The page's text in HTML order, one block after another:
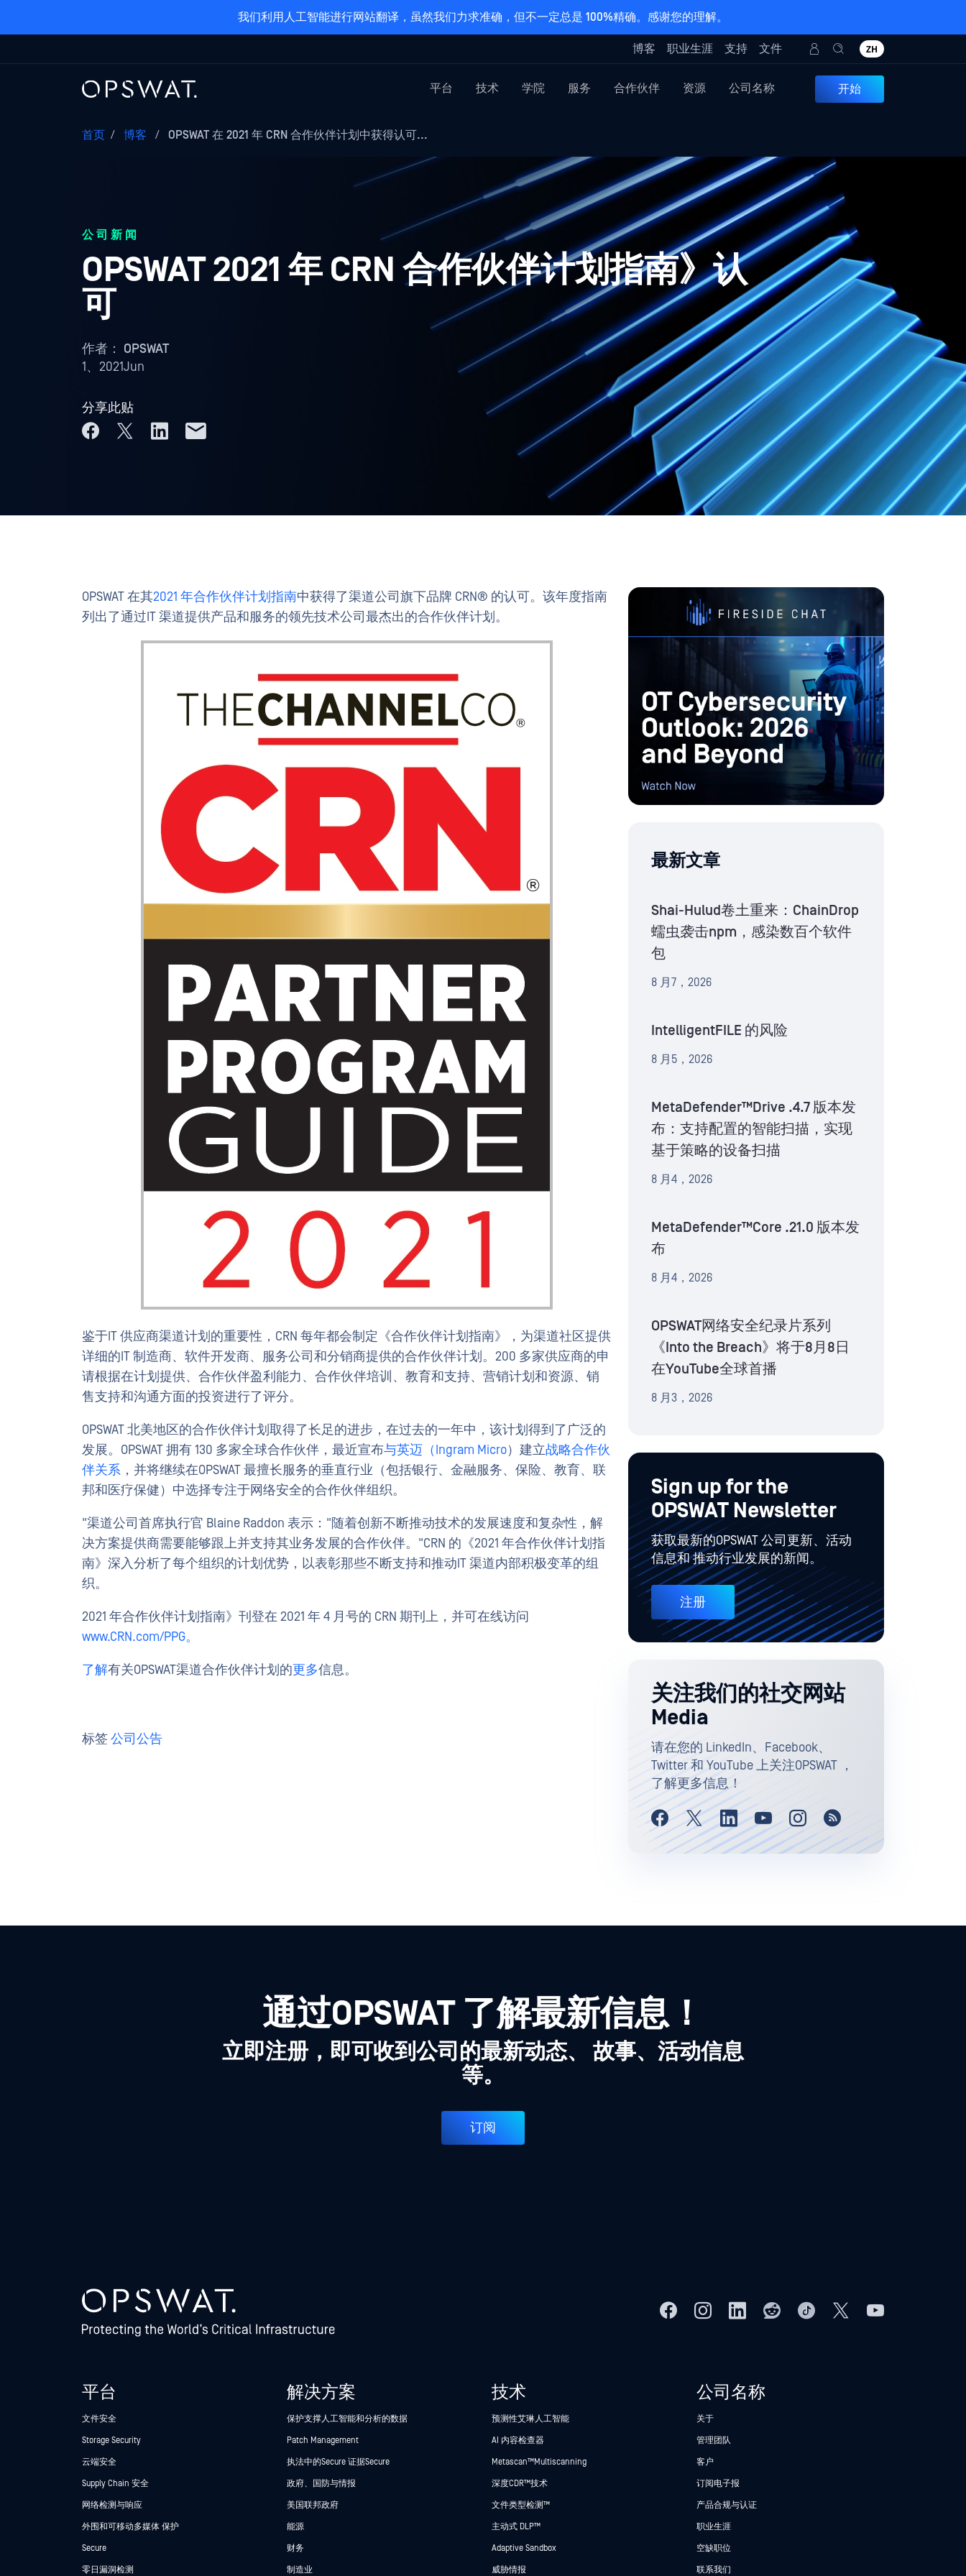
我们利用人工智能进行网站翻译，虽然我们力求准确，但不一定总是 100%精确。感谢您的理解。
博客 职业生涯 支持 文件 ZH
平台 技术 学院 服务 合作伙伴 资源 公司名称 开始
首页 / 博客 / OPSWAT 在 2021 年 CRN 合作伙伴计划中获得认可...
公司新闻
OPSWAT 2021 年 CRN 合作伙伴计划指南》认
可
作者： OPSWAT
1、2021Jun
分享此贴
OPSWAT 在其2021 年合作伙伴计划指南中获得了渠道公司旗下品牌 CRN® 的认可。该年度指南
列出了通过IT 渠道提供产品和服务的领先技术公司最杰出的合作伙伴计划。
鉴于IT 供应商渠道计划的重要性，CRN 每年都会制定《合作伙伴计划指南》，为渠道社区提供
详细的IT 制造商、软件开发商、服务公司和分销商提供的合作伙伴计划。200 多家供应商的申
请根据在计划提供、合作伙伴盈利能力、合作伙伴培训、教育和支持、营销计划和资源、销
售支持和沟通方面的投资进行了评分。
OPSWAT 北美地区的合作伙伴计划取得了长足的进步，在过去的一年中，该计划得到了广泛的
发展。OPSWAT 拥有 130 多家全球合作伙伴，最近宣布与英迈（Ingram Micro）建立战略合作伙
伴关系 ，并将继续在OPSWAT 最擅长服务的垂直行业（包括银行、金融服务、保险、教育、联
邦和医疗保健）中选择专注于网络安全的合作伙伴组织。
"渠道公司首席执行官 Blaine Raddon 表示："随着创新不断推动技术的发展速度和复杂性，解
决方案提供商需要能够跟上并支持其业务发展的合作伙伴。"CRN 的《2021 年合作伙伴计划指
南》深入分析了每个组织的计划优势，以表彰那些不断支持和推动IT 渠道内部积极变革的组
织。
2021 年合作伙伴计划指南》刊登在 2021 年 4 月号的 CRN 期刊上，并可在线访问
www.CRN.com/PPG。
了解有关OPSWAT渠道合作伙伴计划的更多信息。
标签公司公告
最新文章
Shai-Hulud卷土重来：ChainDrop
蠕虫袭击npm，感染数百个软件
包
8 月7，2026
IntelligentFILE 的风险
8 月5，2026
MetaDefender™Drive .4.7 版本发
布：支持配置的智能扫描，实现
基于策略的设备扫描
8 月4，2026
MetaDefender™Core .21.0 版本发
布
8 月4，2026
OPSWAT网络安全纪录片系列
《Into the Breach》将于8月8日
在YouTube全球首播
8 月3，2026
Sign up for the
OPSWAT Newsletter
获取最新的OPSWAT 公司更新、活动
信息和 推动行业发展的新闻。
注册
关注我们的社交网站
Media
请在您的 LinkedIn、Facebook、
Twitter 和 YouTube 上关注OPSWAT ，
了解更多信息！
通过OPSWAT 了解最新信息！
立即注册，即可收到公司的最新动态、 故事、活动信息
等。
订阅
平台
文件安全
Storage Security
云端安全
Supply Chain 安全
网络检测与响应
外围和可移动多媒体 保护
Secure
零日漏洞检测
解决方案
保护支撑人工智能和分析的数据
Patch Management
执法中的Secure 证据Secure
政府、国防与情报
美国联邦政府
能源
财务
制造业
技术
预测性艾琳人工智能
AI 内容检查器
Metascan™ Multiscanning
深度CDR™技术
文件类型检测™
主动式 DLP™
Adaptive Sandbox
威胁情报
公司名称
关于
管理团队
客户
订阅电子报
产品合规与认证
职业生涯
空缺职位
联系我们